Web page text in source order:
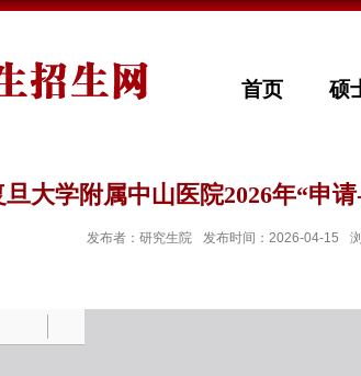
首页 硕
大学附属中山医院2026年“申
发布者：研究生院 发布时间：2026-04-15